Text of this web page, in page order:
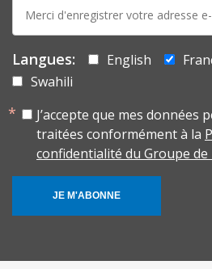
mail:
Langues: English
Swahili
J’accepte que mes données
traitées conformément à la
confidentialité du Groupe de
JE M'ABONNE